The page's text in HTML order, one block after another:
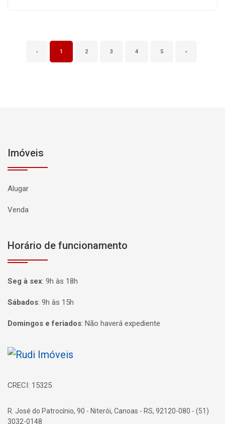
‹ 1 2 3 4 5 ›
Imóveis
Alugar
Venda
Horário de funcionamento
Seg à sex: 9h às 18h
Sábados: 9h às 15h
Domingos e feriados: Não haverá expediente
Página inicial
CRECI: 15325
R. José do Patrocínio, 90 - Niterói, Canoas - RS, 92120-080 - (51)
3032-0148